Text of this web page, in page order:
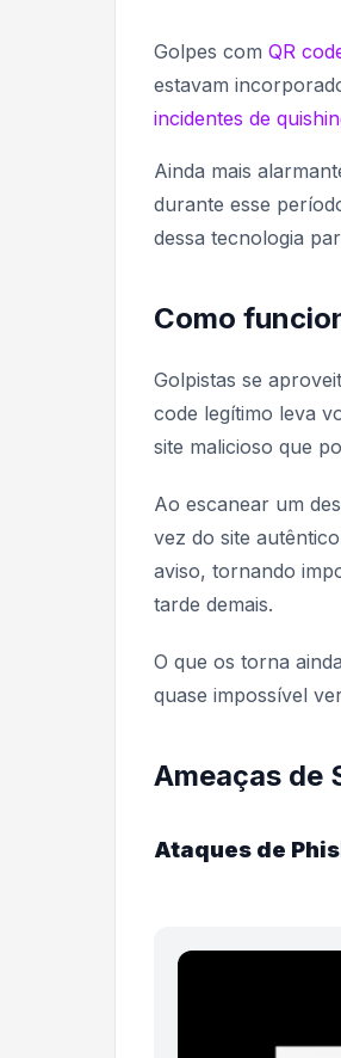
Golpes com QR
estavam
incidentes de
Ainda mais
durante esse
dessa tecnologia
Como
Golpistas se
code legítimo leva
site malicioso que
Ao escanear um
vez do site
aviso, tornando
tarde demais.
O que os torna
quase impossível
Ameaças de
Ataques de